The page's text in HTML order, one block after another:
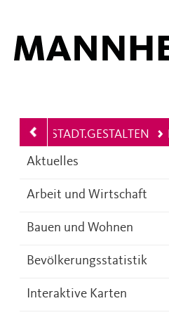
STADT.GESTALTEN
Aktuelles
Arbeit und Wirtschaft
Bauen und Wohnen
Bevölkerungsstatistik
Interaktive Karten